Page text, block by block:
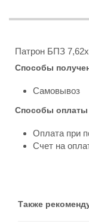
Патрон БПЗ
Способы
Самовывоз
Способы оплаты
Оплата при
Счет на
Также